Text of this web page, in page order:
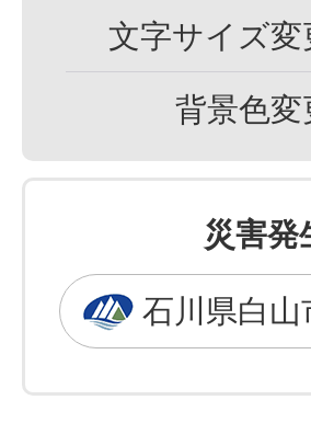
文字サイズ変
背景色変
災害発
石川県白山